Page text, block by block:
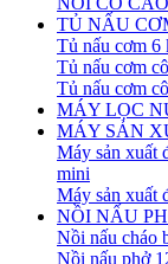
TỦ NẤU
Tủ nấu cơm 6
Tủ nấu cơm
Tủ nấu cơm
MÁY LỌC
MÁY SẢN
Máy sản xuất
mini
Máy sản xuất
NỒI NẤU
Nồi nấu cháo
Nồi nấu phở